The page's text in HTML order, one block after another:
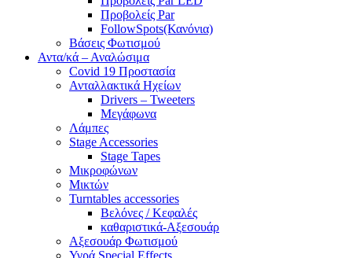
Προβολείς Par
FollowSpots(Κανόνια)
Βάσεις Φωτισμού
Αντα/κά – Αναλώσιμα
Covid 19 Προστασία
Ανταλλακτικά Ηχείων
Drivers – Tweeters
Μεγάφωνα
Λάμπες
Stage Accessories
Stage Tapes
Μικροφώνων
Μικτών
Turntables accessories
Βελόνες / Κεφαλές
καθαριστικά-Αξεσουάρ
Αξεσουάρ Φωτισμού
Υγρά Special Effects